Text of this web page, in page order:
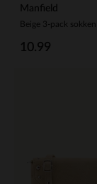
Manfield
10.99